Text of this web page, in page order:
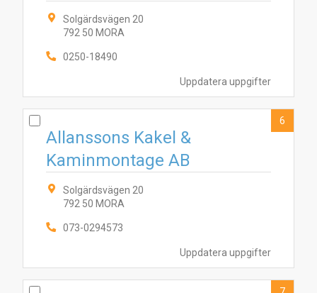
Uppdatera uppgifter
Solgärdsvägen 20
792 50 MORA
0250-18490
Uppdatera uppgifter
Allanssons Kakel &
Kaminmontage AB
Solgärdsvägen 20
792 50 MORA
073-0294573
6